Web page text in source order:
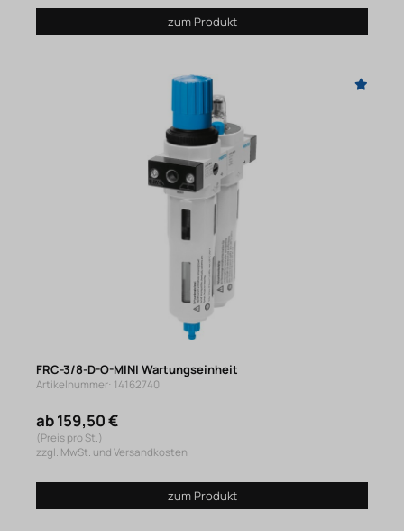
zum Produkt
FRC-3/8-D-O-MINI Wartungseinheit
Artikelnummer: 14162740
ab 159,50 €
(Preis pro St.)
zzgl. MwSt. und Versandkosten
zum Produkt